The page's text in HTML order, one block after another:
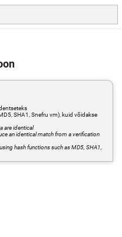
SHA1, Snefru vm), kuid võidakse
are identical
an identical match from a verification
hash functions such as MD5, SHA1,